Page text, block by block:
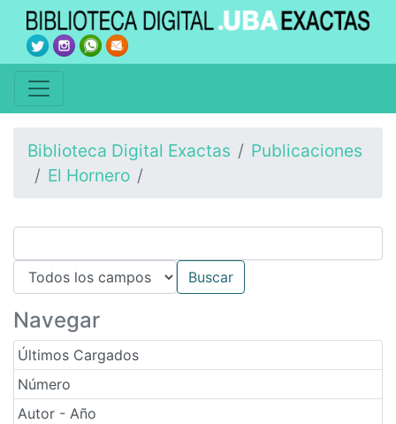
Biblioteca Digital Exactas
Publicaciones
El Hornero
Navegar
Últimos Cargados
Número
Autor - Año